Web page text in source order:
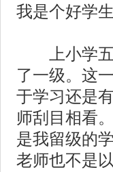
我是个好学生
上小学五
了一级。这
于学习还是
师刮目相看
是我留级的
老师也不是